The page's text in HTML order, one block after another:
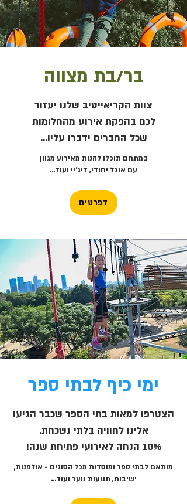
בר/בת מצווה
צוות הקריאייטיב שלנו יעזור
לכם בהפקת אירוע מהחלומות
שכל החברים ידברו עליו...
במתחם תוכלו להנות מאירוע מגוון
עם אוכל יחודי, דיג'יי ועוד...
לפרטים
ימי כיף לבתי ספר
הצטרפו למאות בתי הספר שכבר הגיעו
אלינו לחוויה בלתי נשכחת.
10% הנחה לאירועי פתיחת שנה!
מותאם לבתי ספר ומוסדות מכל הסוגים - אולפנות,
ישיבות, תנועות נוער ועוד...